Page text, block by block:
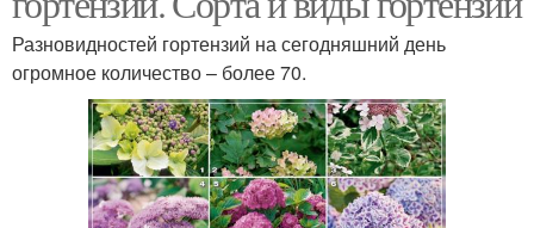
Разновидностей гортензий на сегодняшний день
огромное количество – более 70.